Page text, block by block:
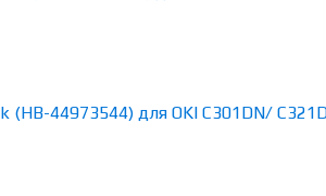
(HB-44973544) для OKI C301DN/